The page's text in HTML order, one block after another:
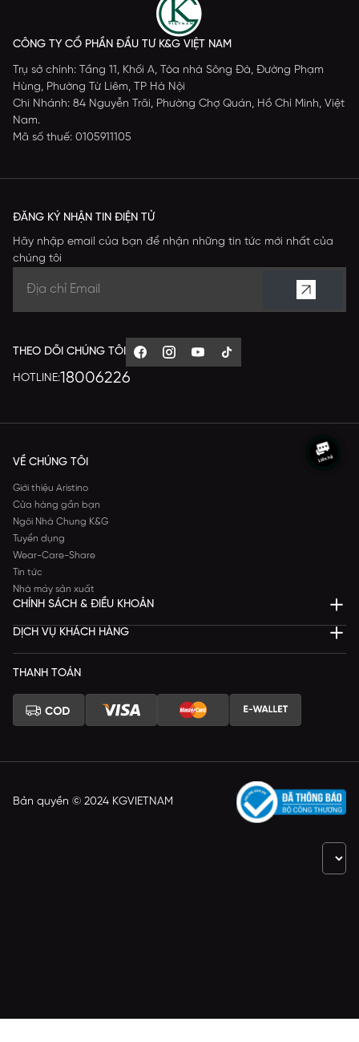
CÔNG TY CỔ PHẦN ĐẦU TƯ K&G VIỆT NAM
Trụ sở chính: Tầng 11, Khối A, Tòa nhà Sông Đà, Đường Phạm
Hùng, Phường Từ Liêm, TP Hà Nội
Chi Nhánh: 84 Nguyễn Trãi, Phường Chợ Quán, Hồ Chí Minh, Việt
Nam.
Mã số thuế: 0105911105
ĐĂNG KÝ NHẬN TIN ĐIỆN TỬ
Hãy nhập email của bạn để nhận những tin tức mới nhất của
chúng tôi
THEO DÕI CHÚNG TÔI
HOTLINE:18006226
VỀ CHÚNG TÔI
Giới thiệu Aristino
Cửa hàng gần bạn
Ngôi Nhà Chung K&G
Tuyển dụng
Wear-Care-Share
Tin tức
Nhà máy sản xuất
CHÍNH SÁCH & ĐIỀU KHOẢN
DỊCH VỤ KHÁCH HÀNG
THANH TOÁN
Bản quyền © 2024 KGVIETNAM